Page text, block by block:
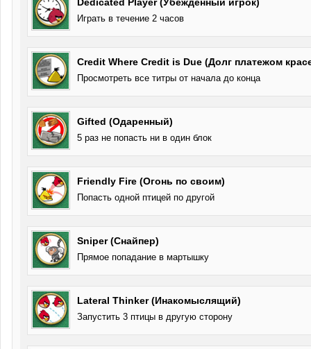
Играть в течение 2 часов
Credit Where Credit is Due (Долг платежом
Просмотреть все титры от начала до конца
Gifted (Одаренный)
5 раз не попасть ни в один блок
Friendly Fire (Огонь по своим)
Попасть одной птицей по другой
Sniper (Снайпер)
Прямое попадание в мартышку
Lateral Thinker (Инакомыслящий)
Запустить 3 птицы в другую сторону